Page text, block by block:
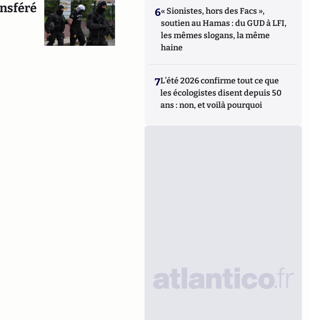
6« Sionistes, hors des Facs »,
soutien au Hamas : du GUD à LFI,
les mêmes slogans, la même
haine
7L’été 2026 confirme tout ce que
les écologistes disent depuis 50
ans : non, et voilà pourquoi